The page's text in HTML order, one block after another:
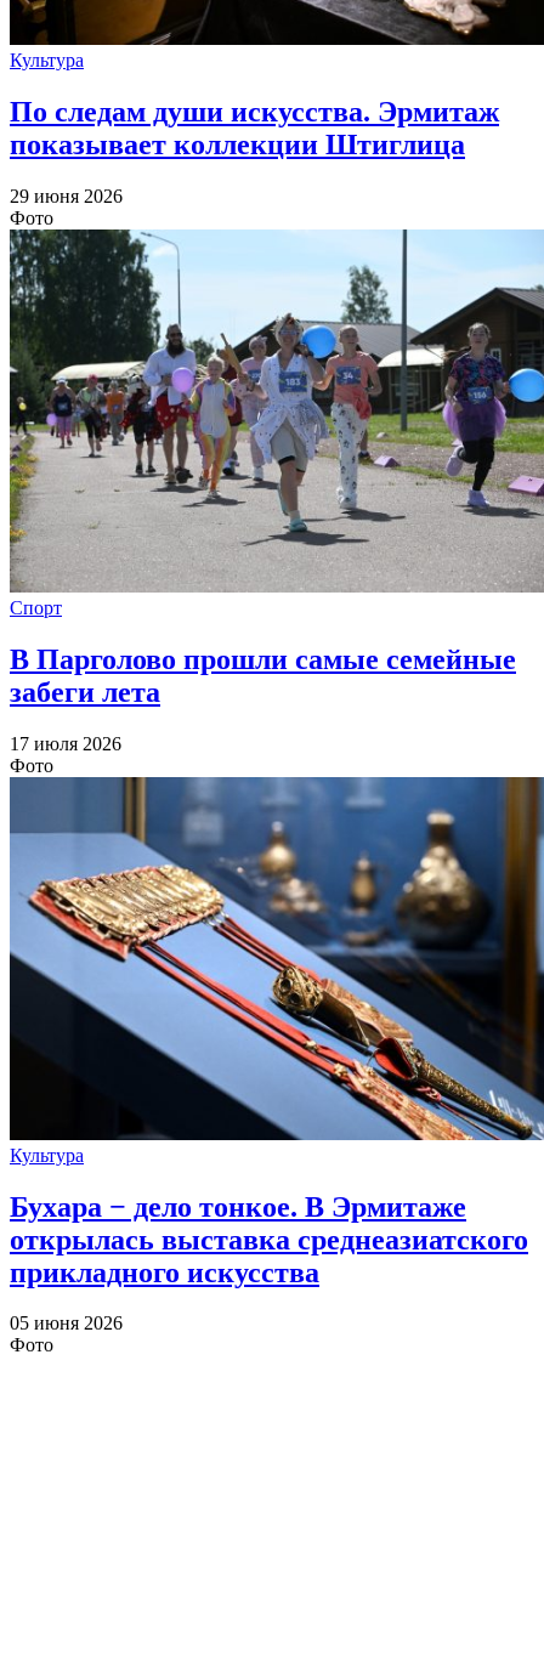
Культура
По следам души искусства. Эрмитаж
показывает коллекции Штиглица
29 июня 2026
Фото
Спорт
В Парголово прошли самые семейные
забеги лета
17 июля 2026
Фото
Культура
Бухара − дело тонкое. В Эрмитаже
открылась выставка среднеазиатского
прикладного искусства
05 июня 2026
Фото